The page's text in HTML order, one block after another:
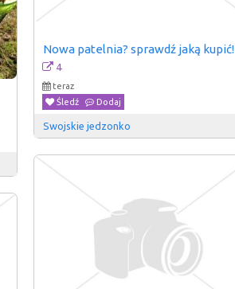
Nowa patelnia? sprawdź jaką kupić!
4
teraz
Śledź
Dodaj
Swojskie jedzonko